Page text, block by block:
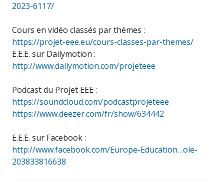
2023-6117/
Cours en vidéo classés par thèmes :
https://projet-eee.eu/cours-classes-par-themes/
E.E.E. sur Dailymotion :
http://www.dailymotion.com/projeteee
Podcast du Projet EEE :
https://soundcloud.com/podcastprojeteee
https://www.deezer.com/fr/show/634442
E.E.E. sur Facebook :
http://www.facebook.com/Europe-Education…ole-
203833816638